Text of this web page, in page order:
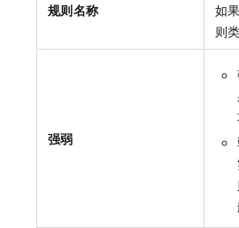
规则名称
如
则
强弱